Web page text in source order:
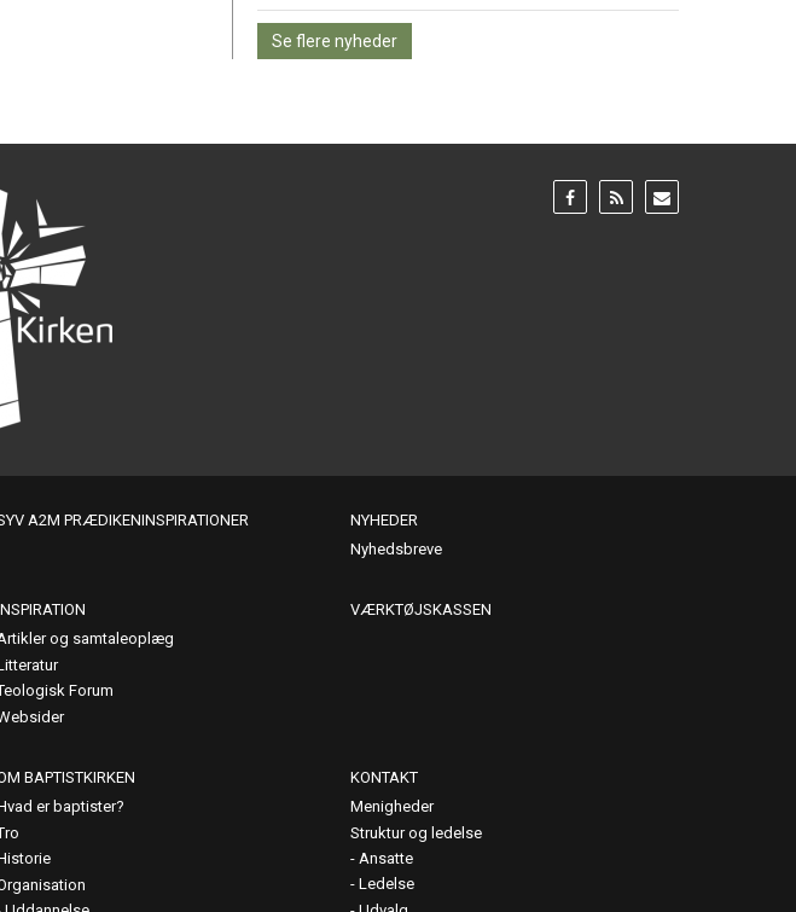
Se flere nyheder
Gå
til:
Gå
til:
Gå
til:
A2M PRÆDIKENINSPIRATIONER
NYHEDER
Nyhedsbreve
og samtaleoplæg
Forum
VÆRKTØJSKASSEN
BAPTISTKIRKEN
er baptister?
KONTAKT
Menigheder
Struktur og ledelse
Ansatte
Ledelse